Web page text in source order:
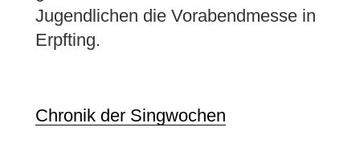
Jugendlichen die Vorabendmesse in
Erpfting.
Chronik der Singwochen